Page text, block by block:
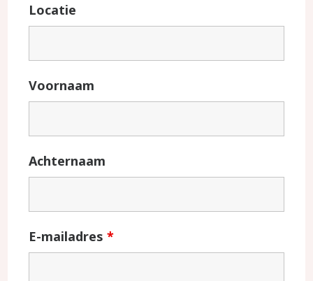
Locatie
Voornaam
Achternaam
E-mailadres*